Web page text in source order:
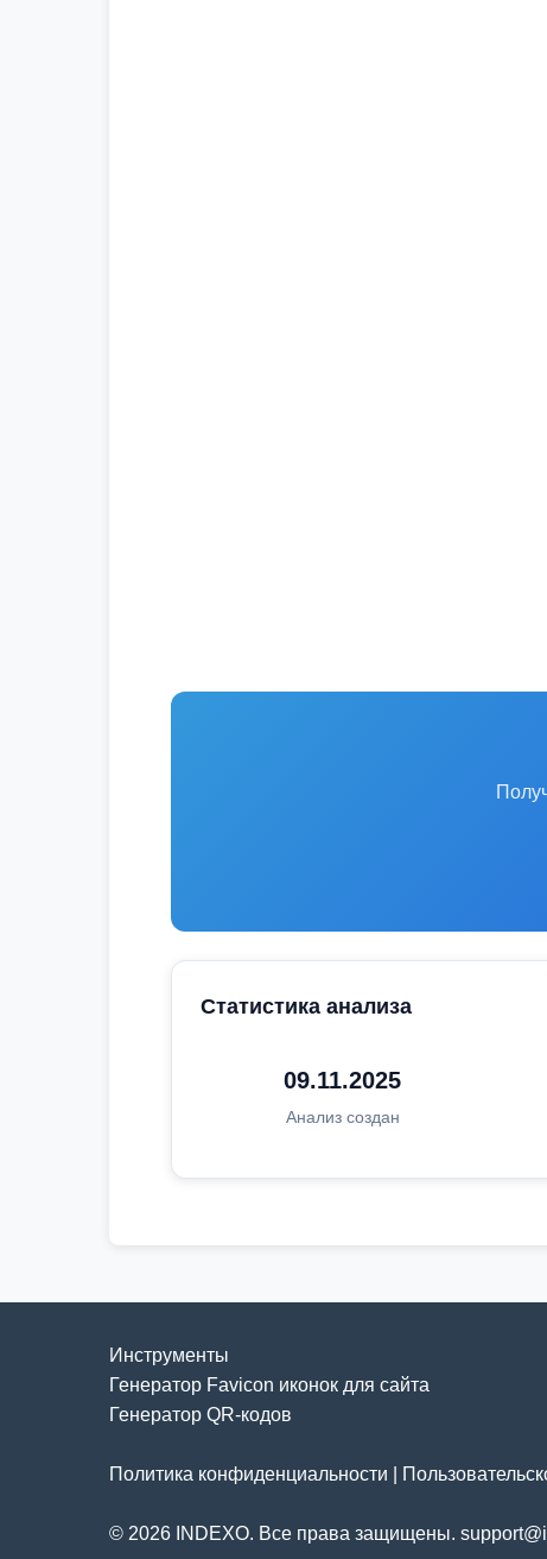
Статистика анализа
09.11.2025
Анализ создан
Инструменты
Генератор Favicon иконок для сайта
Генератор QR-кодов
Политика конфиденциальности
© 2026 INDEXO. Все права защищены.